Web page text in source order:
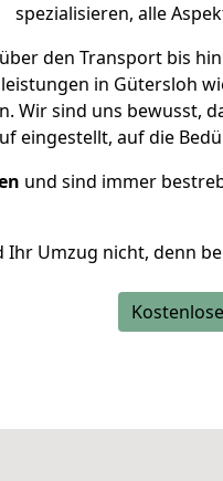
spezialisieren, alle
den Transport bis
in Gütersloh
Wir sind uns bewusst,
eingestellt, auf die
und sind immer
Umzug nicht, denn